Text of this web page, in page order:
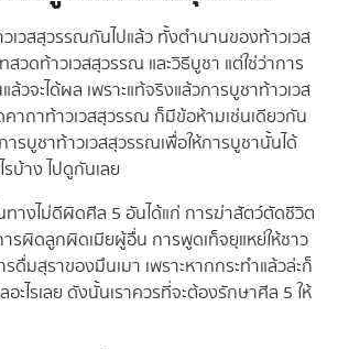
เวสสุวรรณกันไปแล้ว ทั้งตำนานของท้าวเวส
วดท้าวเวสสุวรรณ และวิธีบูชา แต่ใช่ว่าการ
วจะได้ผล เพราะแท้จริงแล้วการบูชาท้าวเวส
าถาท้าวเวสสุวรรณ ก็มีข้อห้ามเช่นเดียวกัน
ารบูชาท้าวเวสสุวรรณเพื่อให้การบูชานั้นได้
บ้าง ไปดูกันเลย
ทางไม่ดีผิดศีล 5 อันได้แก่ การฆ่าสัตว์ตัดชีวิต
รผิดลูกผิดเมียผู้อื่น การพูดเท็จยุแหย่ให้ชาว
รดื่มสุราของมึนเมา เพราะหากกระทำแล้วล่ะก็
ะไรเลย ดังนั้นเราควรที่จะต้องรักษาศีล 5 ให้